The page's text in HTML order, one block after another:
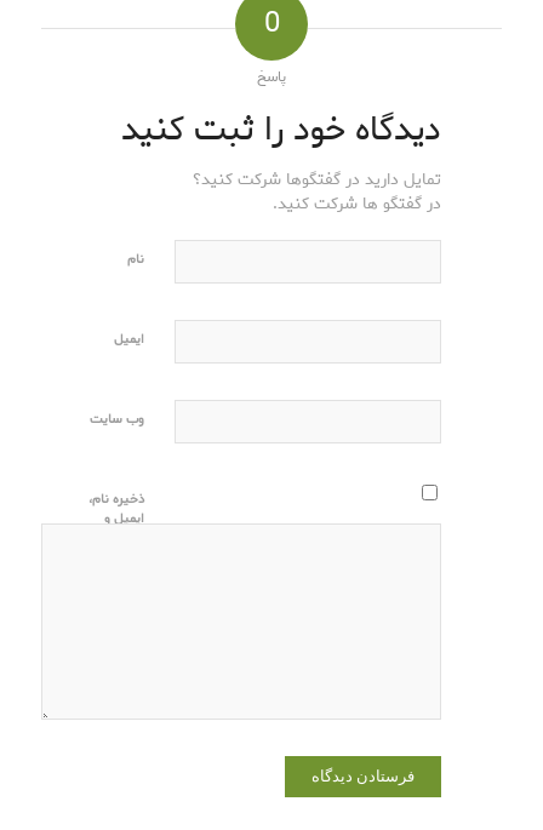
0
پاسخ
دیدگاه خود را ثبت کنید
تمایل دارید در گفتگوها شرکت کنید؟
در گفتگو ها شرکت کنید.
نام
ایمیل
وب‌ سایت
ذخیره نام،
ایمیل و